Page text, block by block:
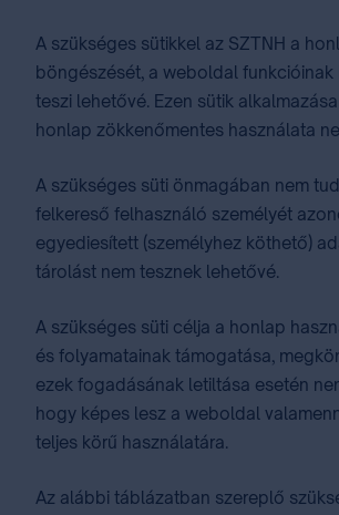
A szükséges sütikkel az SZTNH a
böngészését, a weboldal funkcióinak
teszi lehetővé. Ezen sütik
honlap zökkenőmentes használata
A szükséges süti önmagában nem
felkereső felhasználó személyét
egyediesített (személyhez köthető)
tárolást nem tesznek lehetővé.
A szükséges süti célja a honlap
és folyamatainak támogatása,
ezek fogadásának letiltása esetén
hogy képes lesz a weboldal
teljes körű használatára.
Az alábbi táblázatban szereplő